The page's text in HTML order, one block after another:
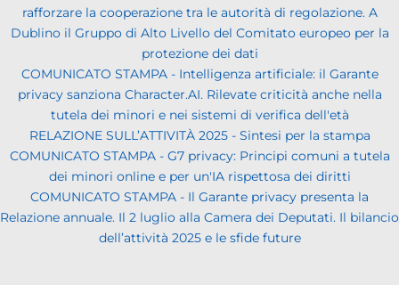
rafforzare la cooperazione tra le autorità di regolazione. A
Dublino il Gruppo di Alto Livello del Comitato europeo per la
protezione dei dati
COMUNICATO STAMPA - Intelligenza artificiale: il Garante
privacy sanziona Character.AI. Rilevate criticità anche nella
tutela dei minori e nei sistemi di verifica dell'età
RELAZIONE SULL’ATTIVITÀ 2025 - Sintesi per la stampa
COMUNICATO STAMPA - G7 privacy: Principi comuni a tutela
dei minori online e per un'IA rispettosa dei diritti
COMUNICATO STAMPA - Il Garante privacy presenta la
Relazione annuale. Il 2 luglio alla Camera dei Deputati. Il bilancio
dell’attività 2025 e le sfide future